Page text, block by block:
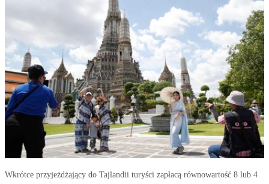
Wkrótce przyjeżdżający do Tajlandii turyści zapłacą równowartość 8 lub 4